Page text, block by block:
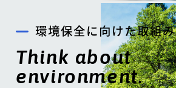
環境保全に向けた取組み
Think about
environment.